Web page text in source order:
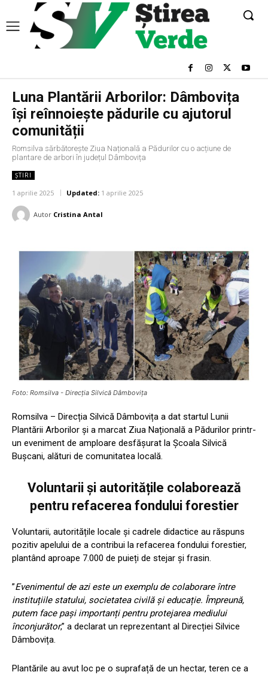
Luna Plantării Arborilor: Dâmbovița
își reînnoiește pădurile cu ajutorul
comunității
Romsilva sărbătorește Ziua Națională a Pădurilor cu o acțiune de
plantare de arbori în județul Dâmbovița
ȘTIRI
1 aprilie 2025 Updated: 1 aprilie 2025
Autor Cristina Antal
Foto: Romsilva - Direcția Silvică Dâmbovița
Romsilva – Direcția Silvică Dâmbovița a dat startul Lunii
Plantării Arborilor și a marcat Ziua Națională a Pădurilor printr-
un eveniment de amploare desfășurat la Școala Silvică
Bușcani, alături de comunitatea locală.
Voluntarii și autoritățile colaborează
pentru refacerea fondului forestier
Voluntarii, autoritățile locale și cadrele didactice au răspuns
pozitiv apelului de a contribui la refacerea fondului forestier,
plantând aproape 7.000 de puieți de stejar și frasin.
”Evenimentul de azi este un exemplu de colaborare între
instituțiile statului, societatea civilă și educație. Împreună,
putem face pași importanți pentru protejarea mediului
înconjurător,” a declarat un reprezentant al Direcției Silvice
Dâmbovița.
Plantările au avut loc pe o suprafață de un hectar, teren ce a